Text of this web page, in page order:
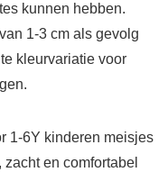
kunnen hebben.
1-3 cm als gevolg
kleurvariatie voor
1-6Y kinderen meisjes
en comfortabel